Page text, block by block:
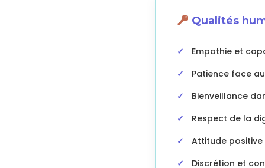
Qualités
Empathie et
Patience face
Bienveillance
Respect de la
Attitude
Discrétion et